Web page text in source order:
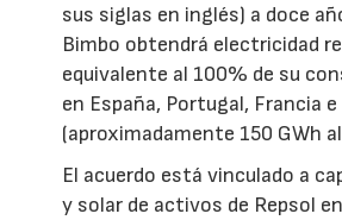
sus siglas en inglés) a doce
Bimbo obtendrá electricidad
equivalente al 100% de su
en España, Portugal, Francia
(aproximadamente 150 GWh
El acuerdo está vinculado a
y solar de activos de Repsol